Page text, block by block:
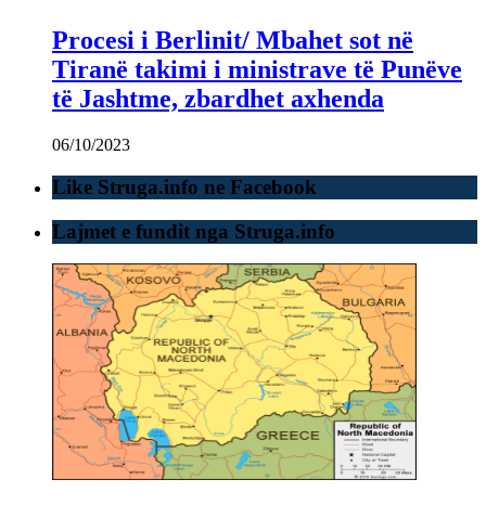
Procesi i Berlinit/ Mbahet sot në
Tiranë takimi i ministrave të Punëve
të Jashtme, zbardhet axhenda
06/10/2023
Like Struga.info ne Facebook
Lajmet e fundit nga Struga.info